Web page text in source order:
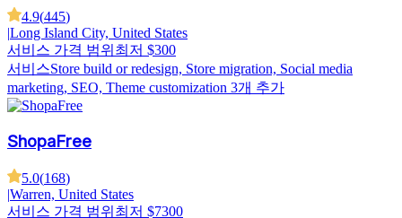
4.9(445)
Long Island City, United States
서비스 가격 범위 최저 $300
서비스Store build or redesign, Store migration, Social media
marketing, SEO, Theme customization 3개 추가
ShopaFree
5.0(168)
|Warren, United States
서비스 가격 범위 최저 $7300